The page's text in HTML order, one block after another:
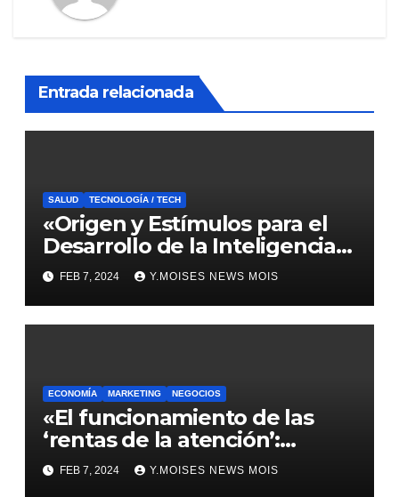
Entrada relacionada
SALUD TECNOLOGÍA / TECH
«Origen y Estímulos para el
Desarrollo de la Inteligencia
en Niños Prodigio»
FEB 7, 2024 Y.MOISES NEWS MOIS
ECONOMÍA MARKETING NEGOCIOS
«El funcionamiento de las
‘rentas de la atención’:
explicación de la estrategia
de empresas como Amazon y
FEB 7, 2024 Y.MOISES NEWS MOIS